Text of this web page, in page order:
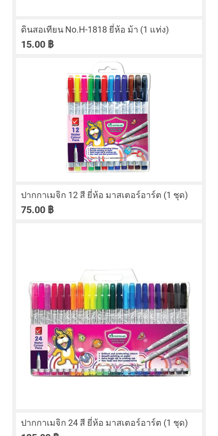
ดินสอเทียน No.H-1818 ยี่ห้อ ม้า (1 แท่ง)
15.00 ฿
ปากกาเมจิก 12 สี ยี่ห้อ มาสเตอร์อาร์ต (1 ชุด)
75.00 ฿
ปากกาเมจิก 24 สี ยี่ห้อ มาสเตอร์อาร์ต (1 ชุด)